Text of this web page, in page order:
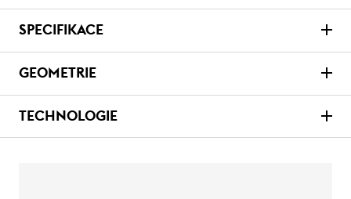
SPECIFIKACE
GEOMETRIE
TECHNOLOGIE